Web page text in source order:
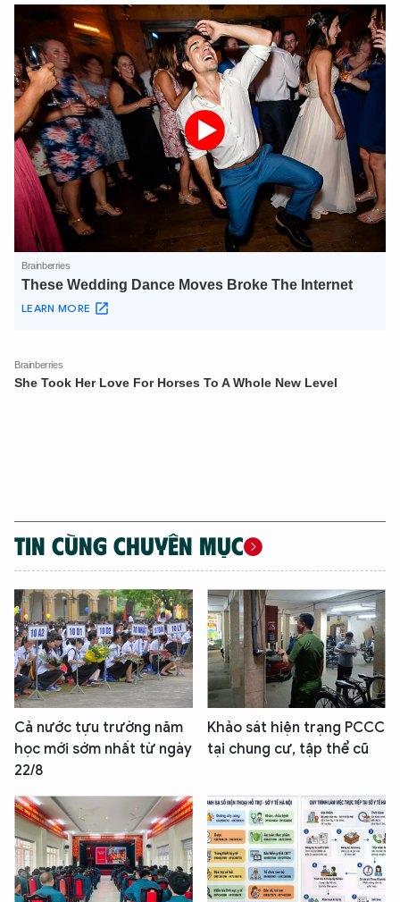
TIN CÙNG CHUYÊN MỤC
Cả nước tựu trường năm
học mới sớm nhất từ ngày
22/8
Khảo sát hiện trạng PCCC
tại chung cư, tập thể cũ
XIN CHÀO,
TÔI LÀ CHATBOT CỦA
Hãy hỏi tôi bất kỳ điều gì bạn cần biết về
An Ninh Thủ Đô nhé. Tôi sẵn sàng hỗ trợ!